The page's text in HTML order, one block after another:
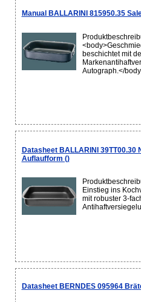
Manual BALLARINI 815950.35
beschichtet mit
Autograph.</
Datasheet BALLARINI 39TT00.30
Auflaufform ()
Einstieg ins
mit robuster 3-
Datasheet BERNDES 095964